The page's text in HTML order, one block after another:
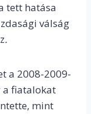
tett hatása
válság
.
a 2008-2009-
a fiatalokat
mint